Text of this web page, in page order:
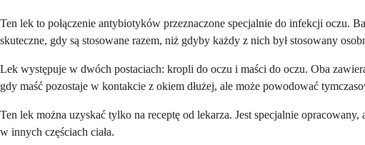
Ten lek to połączenie antybiotyków przeznaczone specjalnie do infekcji oczu.
skuteczne, gdy są stosowane razem, niż gdyby każdy z nich był stosowany
Lek występuje w dwóch postaciach: kropli do oczu i maści do oczu. Oba
gdy maść pozostaje w kontakcie z okiem dłużej, ale może powodować
Ten lek można uzyskać tylko na receptę od lekarza. Jest specjalnie
w innych częściach ciała.